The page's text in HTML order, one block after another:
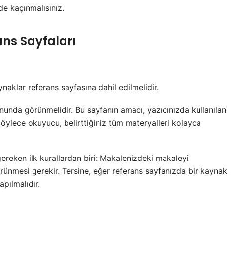
Sayfaları
referans sayfasına dahil edilmelidir.
görünmelidir. Bu sayfanın amacı, yazıcınızda kullanılan
okuyucu, belirttiğiniz tüm materyalleri kolayca
ilk kurallardan biri: Makalenizdeki makaleyi
gerekir. Tersine, eğer referans sayfanızda bir kaynak